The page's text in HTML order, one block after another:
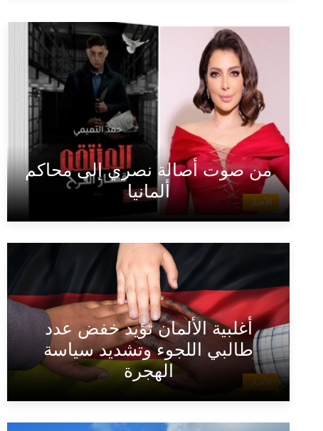
الأخبار
من صوت أصالة نصري إلى محاكم
ألمانيا
الأخبار
أغلبية الألمان تؤيد خفض عدد
طالبي اللجوء وتشديد سياسة
الهجرة